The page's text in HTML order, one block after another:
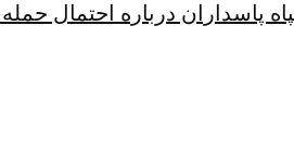
پاسداران درباره احتمال